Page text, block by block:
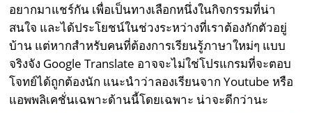
อยากมาแชร์กัน เพื่อเป็นทางเลือกหนึ่งในกิจกรรมที่น่า
สนใจ และได้ประโยชน์ในช่วงระหว่างที่เราต้องกักตัวอยู่
บ้าน แต่หากสำหรับคนที่ต้องการเรียนรู้ภาษาใหม่ๆ แบบ
จริงจัง Google Translate อาจจะไม่ใช่โปรแกรมที่จะตอบ
โจทย์ได้ถูกต้องนัก แนะนำว่าลองเรียนจาก Youtube หรือ
แอพพลิเคชั่นเฉพาะด้านนี้โดยเฉพาะ น่าจะดีกว่านะ